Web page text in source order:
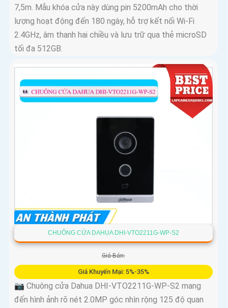
7,5m. Mẫu khóa cửa này dùng pin 5200mAh cho thời
lượng hoạt động đến 180 ngày, hỗ trợ kết nối Wi-Fi
2.4GHz, âm thanh hai chiều và lưu trữ qua thẻ microSD
tối đa 512GB.
CHUÔNG CỬA DAHUA DHI-VTO2211G-WP-S2
Giá Bán:
Giá Khuyến Mại: 5%-35%
📷 Chuông cửa Dahua DHI-VTO2211G-WP-S2 mang
đến hình ảnh rõ nét 2.0MP góc nhìn rộng 125 độ quan